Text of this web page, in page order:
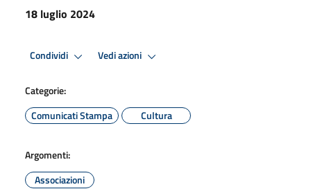
18 luglio 2024
Condividi Vedi azioni
Categorie:
Comunicati Stampa
Cultura
Argomenti:
Associazioni